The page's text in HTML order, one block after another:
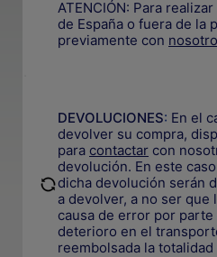
ATENCIÓN: Para
de España o fuera de la
previamente con
DEVOLUCIONES: En el
devolver su compra,
para contactar con
devolución. En este
dicha devolución serán
a devolver, a no ser
causa de error por
deterioro en el
reembolsada la